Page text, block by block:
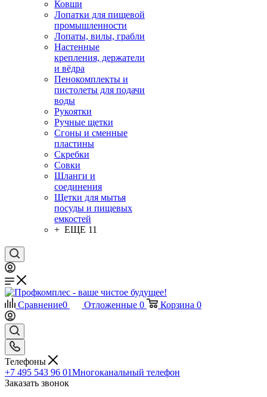
Ковши
Лопатки для пищевой
промышленности
Лопаты, вилы, грабли
Настенные
крепления, держатели
и вёдра
Пенокомплекты и
пистолеты для подачи
воды
Рукоятки
Ручные щетки
Сгоны и сменные
пластины
Скребки
Совки
Шланги и
соединения
Щетки для мытья
посуды и пищевых
емкостей
+ ЕЩЕ 11
Сравнение0 Отложенные 0 Корзина 0
Телефоны
+7 495 543 96 01Многоканальный телефон
Заказать звонок